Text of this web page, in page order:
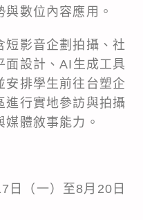
數位內容應用。
短影音企劃拍攝、社
面設計、AI生成工具
安排學生前往台塑企
進行實地參訪與拍攝
體敘事能力。
日（一）至8月20日